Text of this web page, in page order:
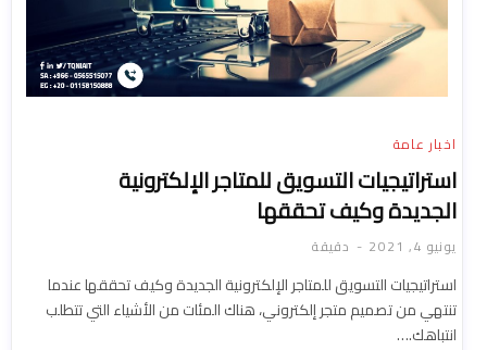
اخبار عامة
استراتيجيات التسويق للمتاجر الإلكترونية
الجديدة وكيف تحققها
يونيو 4, 2021 دقيقة
استراتيجيات التسويق للمتاجر الإلكترونية الجديدة وكيف تحققها عندما
تنتهي من تصميم متجر إلكتروني، هناك المئات من الأشياء التي تتطلب
انتباهك.…